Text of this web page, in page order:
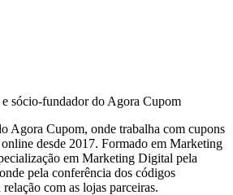
sócio-fundador do Agora Cupom
Agora Cupom, onde trabalha com cupons
desde 2017. Formado em Marketing
em Marketing Digital pela
pela conferência dos códigos
com as lojas parceiras.